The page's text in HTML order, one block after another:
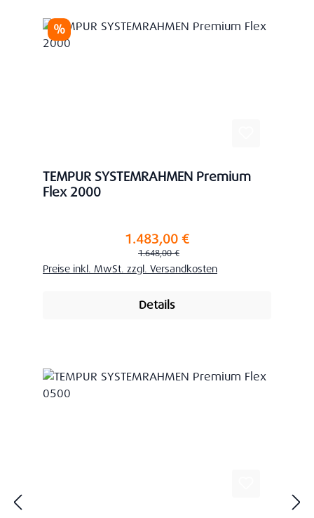
Rabatt
%
TEMPUR SYSTEMRAHMEN Premium
Flex 2000
Verkaufspreis:1.483,00 €
Regulärer Preis:
1.648,00 €
Preise inkl. MwSt. zzgl. Versandkosten
Details